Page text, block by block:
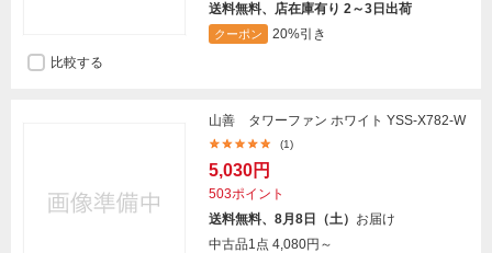
送料無料、店在庫有り 2～3日出荷
クーポン
20%引き
比較する
山善 タワーファン ホワイト YSS-X782-W
(1)
5,030円
503ポイント
送料無料、8月8日（土） お届け
中古品1点 4,080円～